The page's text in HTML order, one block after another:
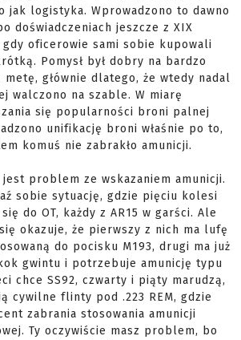
jak logistyka. Wprowadzono to dawno
doświadczeniach jeszcze z XIX
gdy oficerowie sami sobie kupowali
Pomysł był dobry na bardzo
metę, głównie dlatego, że wtedy nadal
walczono na szable. W miarę
się popularności broni palnej
unifikację broni właśnie po to,
komuś nie zabrakło amunicji.
jest problem ze wskazaniem amunicji.
sobie sytuację, gdzie pięciu kolesi
do OT, każdy z AR15 w garści. Ale
okazuje, że pierwszy z nich ma lufę
do pocisku M193, drugi ma już
gwintu i potrzebuje amunicję typu
chce SS92, czwarty i piąty marudzą,
cywilne flinty pod .223 REM, gdzie
zabrania stosowania amunicji
Ty oczywiście masz problem, bo